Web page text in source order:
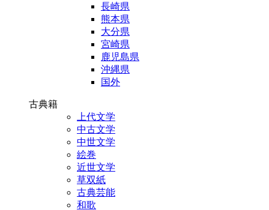
長崎県
熊本県
大分県
宮崎県
鹿児島県
沖縄県
国外
古典籍
上代文学
中古文学
中世文学
絵巻
近世文学
草双紙
古典芸能
和歌